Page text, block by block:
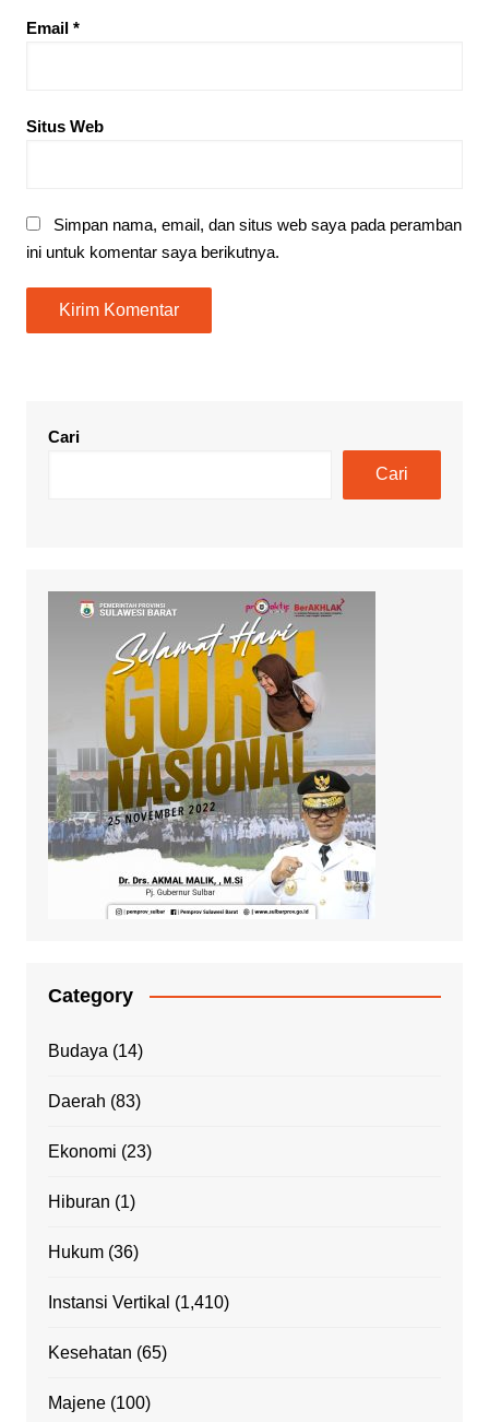
Email *
Situs Web
Simpan nama, email, dan situs web saya pada peramban
ini untuk komentar saya berikutnya.
Cari
Cari
Category
Budaya (14)
Daerah (83)
Ekonomi (23)
Hiburan (1)
Hukum(36)
Instansi Vertikal (1,410)
Kesehatan (65)
Majene(100)